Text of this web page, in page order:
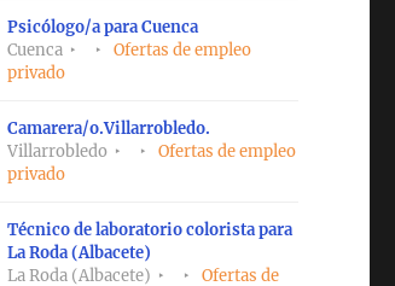
Psicólogo/a para Cuenca
Cuenca
Ofertas de empleo
privado
Camarera/o.Villarrobledo.
Villarrobledo
Ofertas de empleo
privado
Técnico de laboratorio colorista para
La Roda (Albacete)
La Roda (Albacete)
Ofertas de